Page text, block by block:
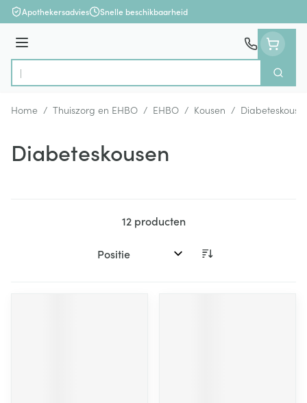
Ga naar de inhoud
Apothekersadvies Snelle beschikbaarheid
Menu
Product, merk, categorie...
Zoek
Home / Thuiszorg en EHBO / EHBO / Kousen /
Diabeteskousen
12producten
Sorteer op: